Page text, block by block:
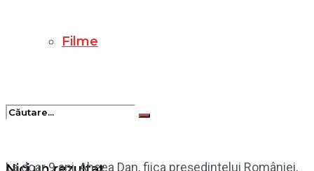
Filme
La doar 9 ani, Aheea Dan, fiica președintelui României,